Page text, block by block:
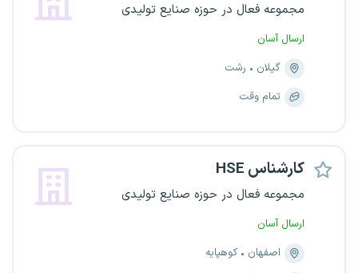
مجموعه فعال در حوزه صنایع تولیدی
ارسال آسان
گیلان
رشت
تمام وقت
کارشناس HSE
مجموعه فعال در حوزه صنایع تولیدی
ارسال آسان
اصفهان
کوهپایه